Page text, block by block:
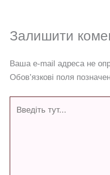
Залишити
Ваша e-mail адреса не
Обов’язкові поля